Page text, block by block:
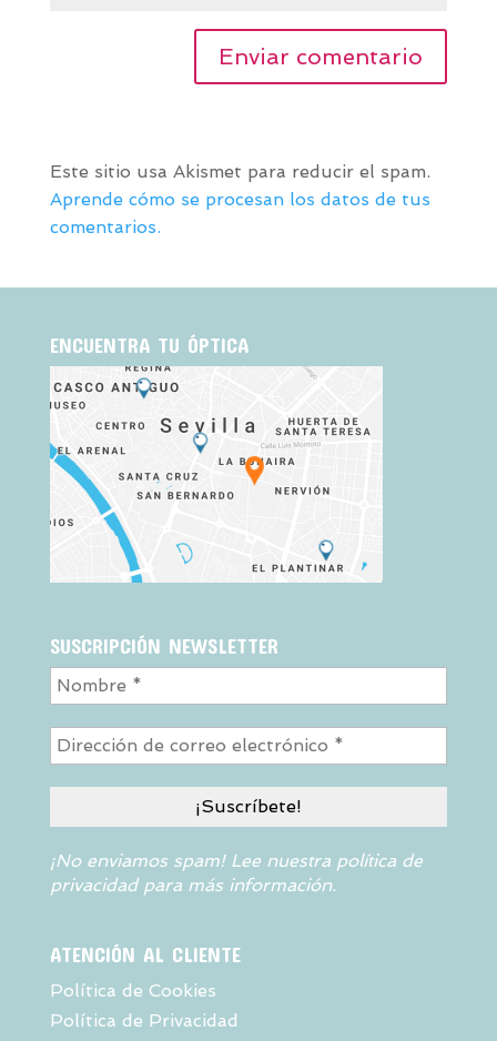
Este sitio usa Akismet para reducir el spam.
Aprende cómo se procesan los datos de tus
comentarios.
ENCUENTRA TU ÓPTICA
SUSCRIPCIÓN NEWSLETTER
¡No enviamos spam! Lee nuestra política de
privacidadpara más información.
ATENCIÓN AL CLIENTE
Política de Cookies
Política de Privacidad